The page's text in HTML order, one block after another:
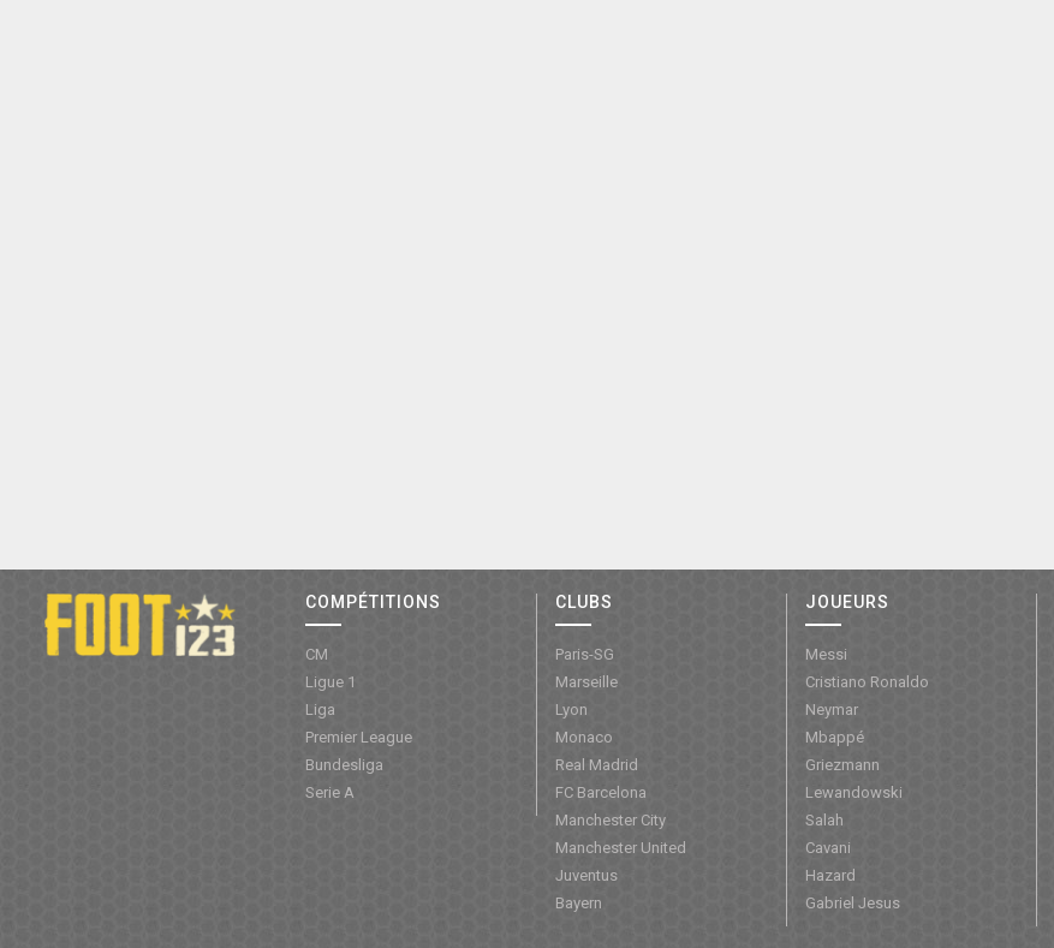
COMPÉTITIONS
CM
Ligue 1
Liga
Premier League
Bundesliga
Serie A
CLUBS
Paris-SG
Marseille
Lyon
Monaco
Real Madrid
FC Barcelona
Manchester City
Manchester United
Juventus
Bayern
JOUEURS
Messi
Cristiano Ronaldo
Neymar
Mbappé
Griezmann
Lewandowski
Salah
Cavani
Hazard
Gabriel Jesus